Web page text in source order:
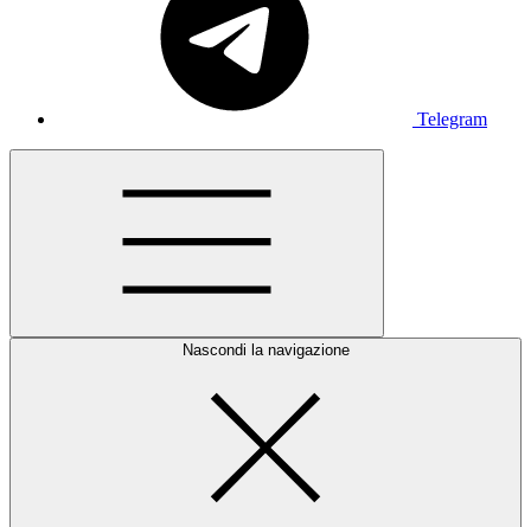
Telegram
Nascondi la navigazione